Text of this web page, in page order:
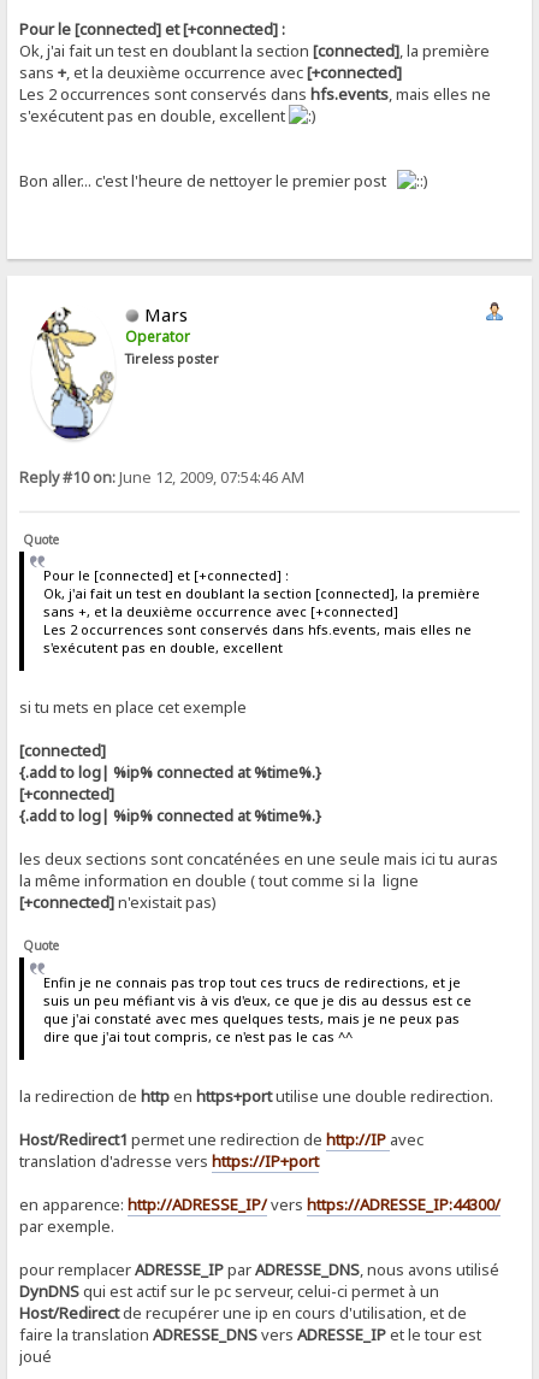
Pour le [connected] et [+connected] :
Ok, j'ai fait un test en doublant la section[connected], la première
sans+, et la deuxième occurrence avec[+connected]
Les 2 occurrences sont conservés danshfs.events, mais elles ne
s'exécutent pas en double, excellent
Bon aller... c'est l'heure de nettoyer le premier post
Mars
Operator
Tireless poster
Reply #10 on:June 12, 2009, 07:54:46 AM
Quote
Pour le [connected] et [+connected] :
Ok, j'ai fait un test en doublant la section [connected], la première
sans +, et la deuxième occurrence avec [+connected]
Les 2 occurrences sont conservés dans hfs.events, mais elles ne
s'exécutent pas en double, excellent
si tu mets en place cet exemple
[connected]
{.add to log| %ip% connected at %time%.}
[+connected]
{.add to log| %ip% connected at %time%.}
les deux sections sont concaténées en une seule mais ici tu auras
la même information en double ( tout comme si la ligne
[+connected]n'existait pas)
Quote
Enfin je ne connais pas trop tout ces trucs de redirections, et je
suis un peu méfiant vis à vis d'eux, ce que je dis au dessus est ce
que j'ai constaté avec mes quelques tests, mais je ne peux pas
dire que j'ai tout compris, ce n'est pas le cas ^^
la redirection dehttpenhttps+portutilise une double redirection.
Host/Redirect1 permet une redirection de http://IP avec
translation d'adresse vershttps://IP+port
en apparence:http://ADRESSE_IP/vershttps://ADRESSE_IP:44300/
par exemple.
pour remplacerADRESSE_IPparADRESSE_DNS, nous avons utilisé
DynDNSqui est actif sur le pc serveur, celui-ci permet à un
Host/Redirectde recupérer une ip en cours d'utilisation, et de
faire la translationADRESSE_DNSversADRESSE_IPet le tour est
joué